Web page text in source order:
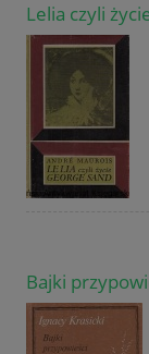
Lelia czyli
Bajki